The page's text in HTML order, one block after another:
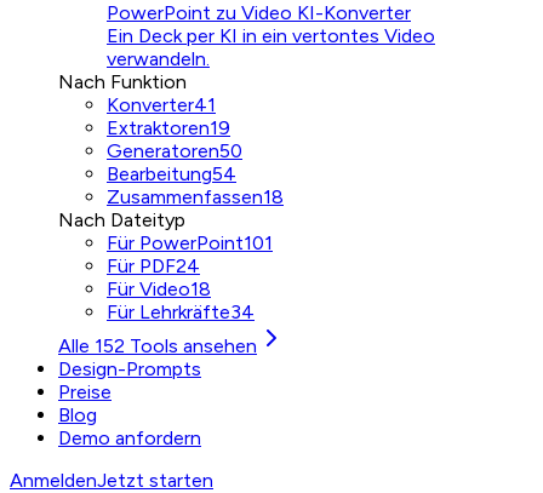
PowerPoint zu Video KI-Konverter
Ein Deck per KI in ein vertontes Video
verwandeln.
Nach Funktion
Konverter41
Extraktoren19
Generatoren50
Bearbeitung54
Zusammenfassen18
Nach Dateityp
Für PowerPoint101
Für PDF24
Für Video18
Für Lehrkräfte34
Alle 152 Tools ansehen
Design-Prompts
Preise
Blog
Demo anfordern
AnmeldenJetzt starten